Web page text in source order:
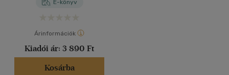
E-könyv
Árinformációk
Kiadói ár: 3 890 Ft
Kosárba